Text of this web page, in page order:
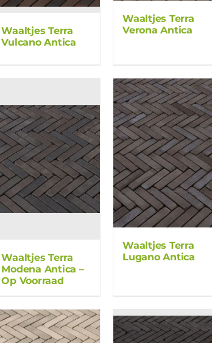
Waaltjes Terra
Vulcano Antica
Waaltjes Terra
Verona Antica
Waaltjes Terra
Modena Antica –
Op Voorraad
Waaltjes Terra
Lugano Antica